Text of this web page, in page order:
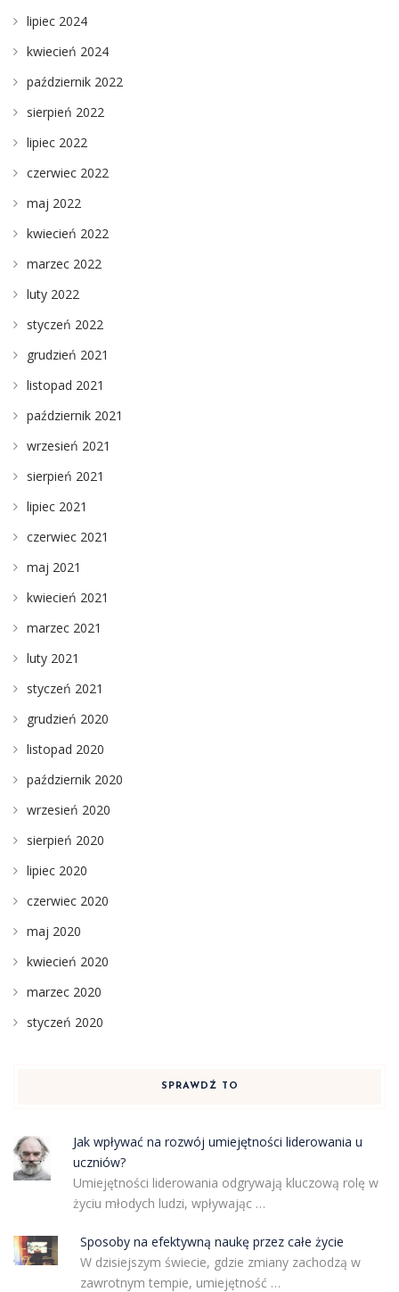
lipiec 2024
kwiecień 2024
październik 2022
sierpień 2022
lipiec 2022
czerwiec 2022
maj 2022
kwiecień 2022
marzec 2022
luty 2022
styczeń 2022
grudzień 2021
listopad 2021
październik 2021
wrzesień 2021
sierpień 2021
lipiec 2021
czerwiec 2021
maj 2021
kwiecień 2021
marzec 2021
luty 2021
styczeń 2021
grudzień 2020
listopad 2020
październik 2020
wrzesień 2020
sierpień 2020
lipiec 2020
czerwiec 2020
maj 2020
kwiecień 2020
marzec 2020
styczeń 2020
SPRAWDŹ TO
Jak wpływać na rozwój umiejętności liderowania u
uczniów?
Umiejętności liderowania odgrywają kluczową rolę w
życiu młodych ludzi, wpływając …
Sposoby na efektywną naukę przez całe życie
W dzisiejszym świecie, gdzie zmiany zachodzą w
zawrotnym tempie, umiejętność …